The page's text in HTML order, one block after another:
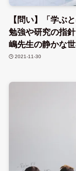
【問い】「学ぶ
勉強や研究の指
嶋先生の静かな世
2021-11-30